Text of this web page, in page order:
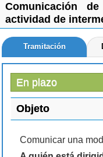
Comunicación
actividad de
Tramitación
En plazo
Objeto
Comunicar una